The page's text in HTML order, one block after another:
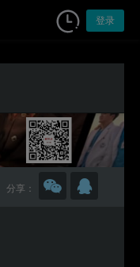
登录
分享：